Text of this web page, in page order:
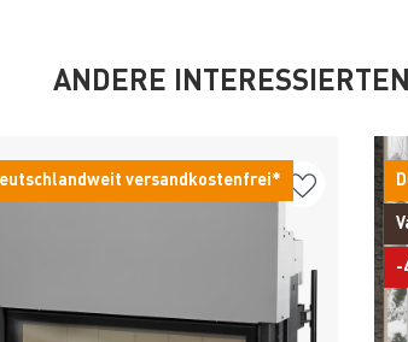
ANDERE
versandkostenfrei*
-